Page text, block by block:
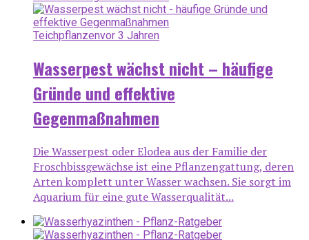
Teichpflanzenvor 3 Jahren
Wasserpest wächst nicht – häufige
Gründe und effektive
Gegenmaßnahmen
Die Wasserpest oder Elodea aus der Familie der
Froschbissgewächse ist eine Pflanzengattung, deren
Arten komplett unter Wasser wachsen. Sie sorgt im
Aquarium für eine gute Wasserqualität...